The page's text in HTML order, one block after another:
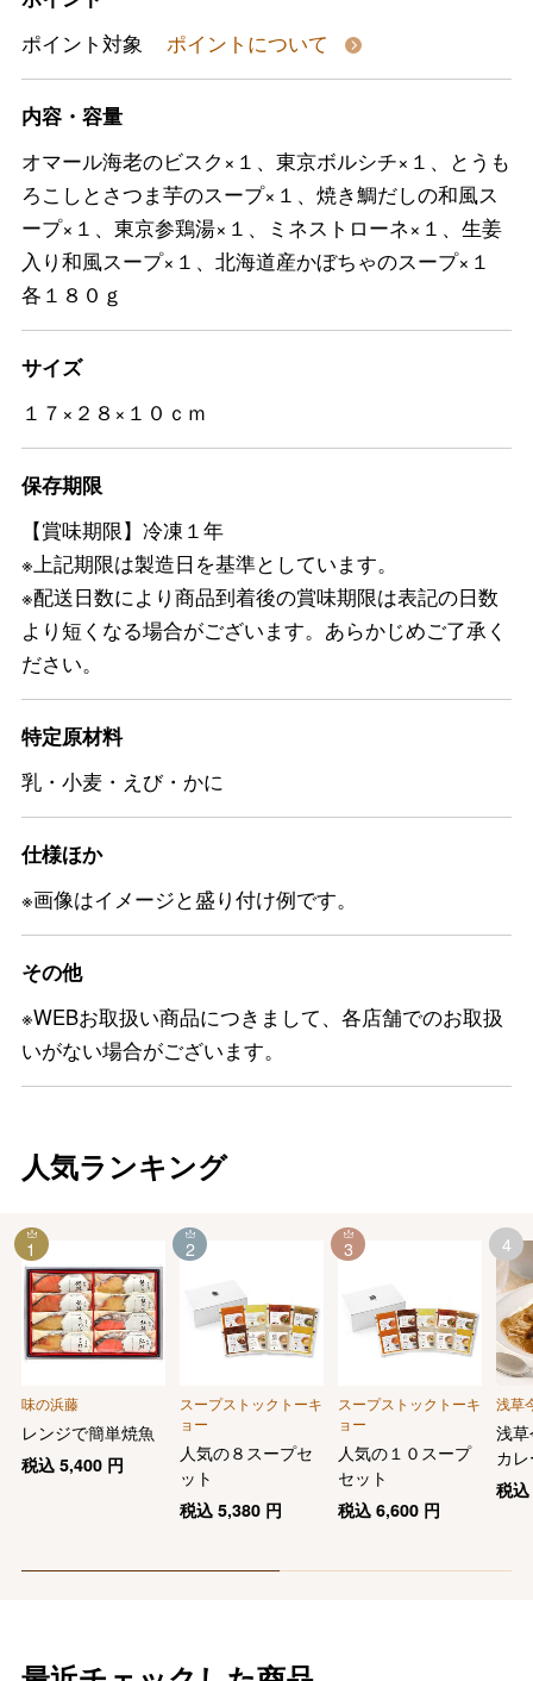
ポイント対象
ポイントについて
内容・容量
オマール海老のビスク×１、東京ボルシチ×１、とうも
ろこしとさつま芋のスープ×１、焼き鯛だしの和風ス
ープ×１、東京参鶏湯×１、ミネストローネ×１、生姜
入り和風スープ×１、北海道産かぼちゃのスープ×１
各１８０ｇ
サイズ
１７×２８×１０ｃｍ
保存期限
【賞味期限】冷凍１年
※上記期限は製造日を基準としています。
※配送日数により商品到着後の賞味期限は表記の日数
より短くなる場合がございます。あらかじめご了承く
ださい。
特定原材料
乳・小麦・えび・かに
仕様ほか
※画像はイメージと盛り付け例です。
その他
※WEBお取扱い商品につきまして、各店舗でのお取扱
いがない場合がございます。
人気ランキング
味の浜藤
レンジで簡単焼魚
税込 5,400円
1
スープストックトーキ
ョー
人気の８スープセ
ット
税込5,380 円
2
スープストックトーキ
ョー
人気の１０スープ
セット
税込6,600 円
3
浅草
浅
カ
ビ
個
税
4